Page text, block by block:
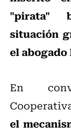
"pirata"
situación
el abogado
En
el